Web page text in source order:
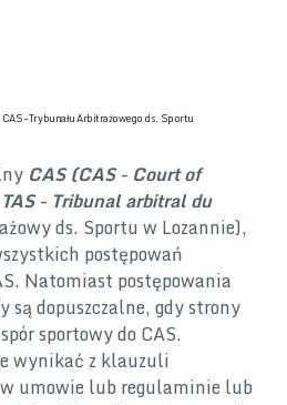
– Trybunału Arbitrażowego ds. Sportu
CAS (CAS - Court of
- Tribunal arbitral du
ds. Sportu w Lozannie),
postępowań
Natomiast postępowania
są dopuszczalne, gdy strony
sportowy do CAS.
wynikać z klauzuli
umowie lub regulaminie lub